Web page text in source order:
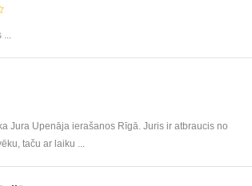
Jura Upenāja ierašanos Rīgā. Juris ir atbraucis no
taču ar laiku ...